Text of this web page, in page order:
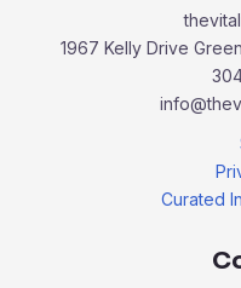
1967 Kelly Drive
Curated